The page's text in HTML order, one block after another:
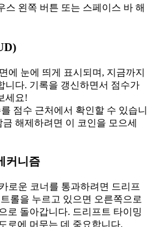
스 왼쪽 버튼 또는 스페이스 바 해
에 눈에 띄게 표시되며, 지금까지
니다. 기록을 갱신하면서 점수가
세요!
점수 근처에서 확인할 수 있습니
해제하려면 이 코인을 모으세
커니즘
로운 코너를 통과하려면 드리프
롤을 누르고 있으면 오른쪽으로
로 돌아갑니다. 드리프트 타이밍
로에 머무는 데 중요합니다.